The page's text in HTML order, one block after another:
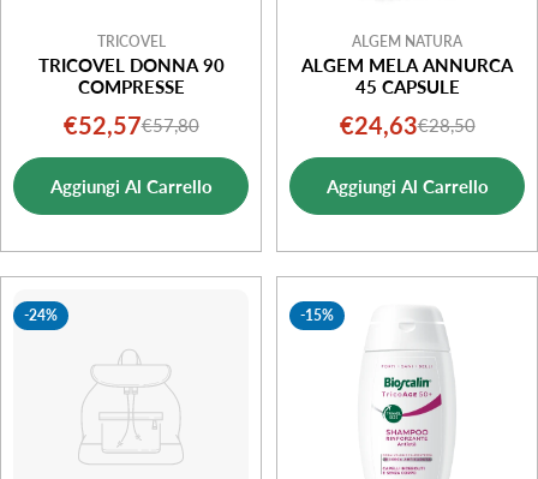
TRICOVEL
TRICOVEL DONNA 90
COMPRESSE
Prezzo
di
vendita
€52,57Prezzo
normale
€57,80
Aggiungi Al Carrello
ALGEM NATURA
ALGEM MELA ANNURCA
45 CAPSULE
Prezzo
di
vendita
€24,63Prezzo
normale
€28,50
Aggiungi Al Carrello
-24% -15%